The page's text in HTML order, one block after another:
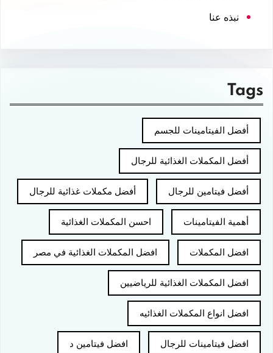
نبذه عنا
Tags
أفضل الفيتامينات للجسم
أفضل المكملات الغذائية للرجال
أفضل فيتامين للرجال أفضل مكملات غذائية للرجال
أهمية الفيتامينات احسن المكملات الغذائية
افضل المكملات افضل المكملات الغذائية في مصر
افضل المكملات الغذائية للرياضيين
افضل انواع المكملات الغذائيه
افضل فيتامينات للرجال افضل فيتامين د